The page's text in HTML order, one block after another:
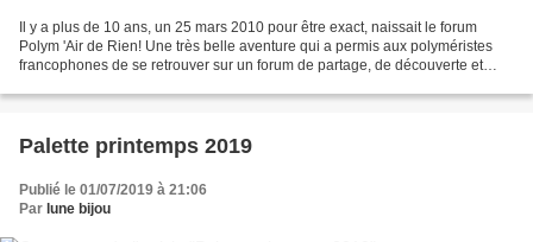
Il y a plus de 10 ans, un 25 mars 2010 pour être exact, naissait le forum
Polym 'Air de Rien! Une très belle aventure qui a permis aux polyméristes
francophones de se retrouver sur un forum de partage, de découverte et
Palette printemps 2019
Publié le 01/07/2019 à 21:06
Par lune bijou